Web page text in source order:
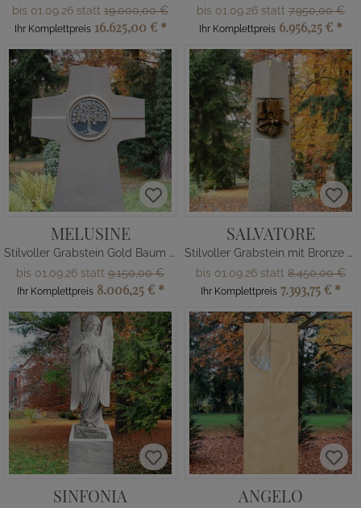
bis 01.09.26 statt 19.000,00 €
Ihr Komplettpreis 16.625,00 € *
bis 01.09.26 statt 7.950,00 €
Ihr Komplettpreis 6.956,25 € *
MELUSINE
Stilvoller Grabstein Gold Baum & Kreuz
bis 01.09.26 statt 9.150,00 €
Ihr Komplettpreis 8.006,25 € *
SALVATORE
Stilvoller Grabstein mit Bronze Christus Figur
bis 01.09.26 statt 8.450,00 €
Ihr Komplettpreis 7.393,75 € *
SINFONIA ANGELO